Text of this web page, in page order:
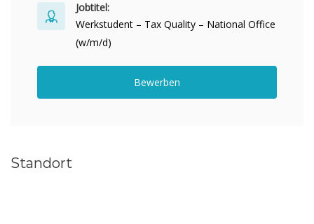
Jobtitel:
Werkstudent – Tax Quality – National Office
(w/m/d)
Bewerben
Standort